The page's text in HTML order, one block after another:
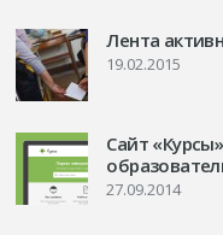
Лента
19.02.2015
Сайт
27.09.2014